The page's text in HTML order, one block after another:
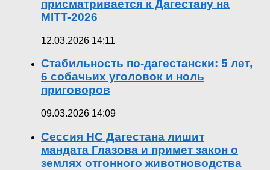
присматривается к Дагестану на
MITT-2026
12.03.2026 14:11
Стабильность по-дагестански: 5 лет,
6 собачьих уголовок и ноль
приговоров
09.03.2026 14:09
Сессия НС Дагестана лишит
мандата Глазова и примет закон о
землях отгонного животноводства